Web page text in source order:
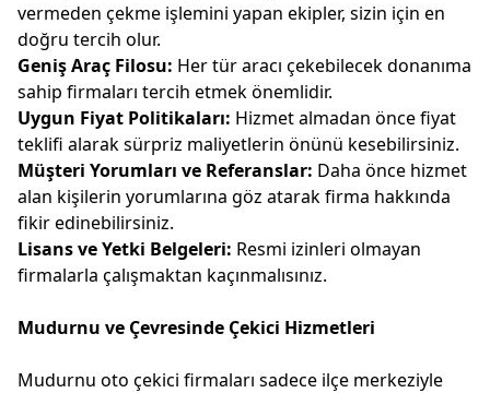
vermeden çekme işlemini yapan ekipler, sizin için en
doğru tercih olur.
Geniş Araç Filosu: Her tür aracı çekebilecek donanıma
sahip firmaları tercih etmek önemlidir.
Uygun Fiyat Politikaları: Hizmet almadan önce fiyat
teklifi alarak sürpriz maliyetlerin önünü kesebilirsiniz.
Müşteri Yorumları ve Referanslar: Daha önce hizmet
alan kişilerin yorumlarına göz atarak firma hakkında
fikir edinebilirsiniz.
Lisans ve Yetki Belgeleri: Resmi izinleri olmayan
firmalarla çalışmaktan kaçınmalısınız.
Mudurnu ve Çevresinde Çekici Hizmetleri
Mudurnu oto çekici firmaları sadece ilçe merkeziyle